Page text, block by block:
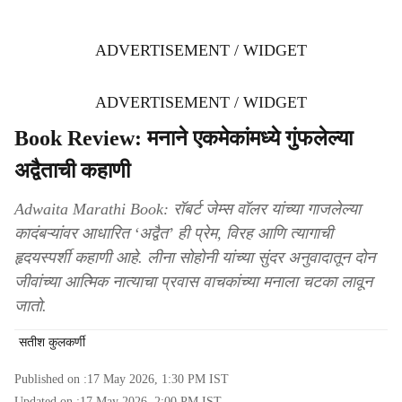
ADVERTISEMENT / WIDGET
ADVERTISEMENT / WIDGET
Book Review: मनाने एकमेकांमध्ये गुंफलेल्या
अद्वैताची कहाणी
Adwaita Marathi Book: रॉबर्ट जेम्स वॉलर यांच्या गाजलेल्या
कादंबऱ्यांवर आधारित ‘अद्वैत’ ही प्रेम, विरह आणि त्यागाची
हृदयस्पर्शी कहाणी आहे. लीना सोहोनी यांच्या सुंदर अनुवादातून दोन
जीवांच्या आत्मिक नात्याचा प्रवास वाचकांच्या मनाला चटका लावून
जातो.
सतीश कुलकर्णी
Published on :17 May 2026, 1:30 PM IST